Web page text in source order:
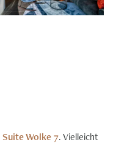
Suite Wolke 7. Vielleicht